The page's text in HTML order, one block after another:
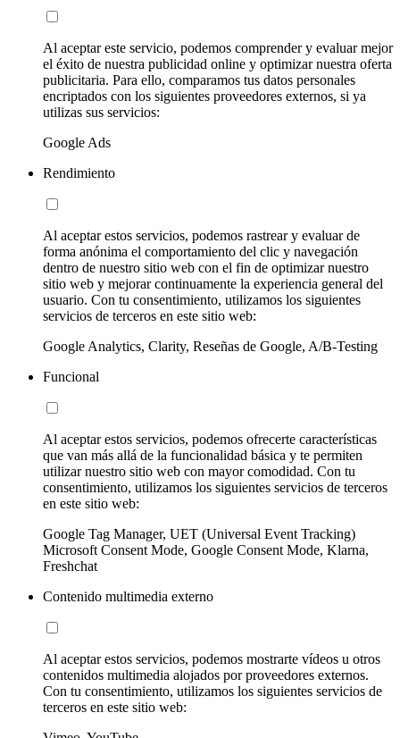
Al aceptar este servicio, podemos comprender y evaluar mejor
el éxito de nuestra publicidad online y optimizar nuestra oferta
publicitaria. Para ello, comparamos tus datos personales
encriptados con los siguientes proveedores externos, si ya
utilizas sus servicios:
Google Ads
Rendimiento
Al aceptar estos servicios, podemos rastrear y evaluar de
forma anónima el comportamiento del clic y navegación
dentro de nuestro sitio web con el fin de optimizar nuestro
sitio web y mejorar continuamente la experiencia general del
usuario. Con tu consentimiento, utilizamos los siguientes
servicios de terceros en este sitio web:
Google Analytics, Clarity, Reseñas de Google, A/B-Testing
Funcional
Al aceptar estos servicios, podemos ofrecerte características
que van más allá de la funcionalidad básica y te permiten
utilizar nuestro sitio web con mayor comodidad. Con tu
consentimiento, utilizamos los siguientes servicios de terceros
en este sitio web:
Google Tag Manager, UET (Universal Event Tracking)
Microsoft Consent Mode, Google Consent Mode, Klarna,
Freshchat
Contenido multimedia externo
Al aceptar estos servicios, podemos mostrarte vídeos u otros
contenidos multimedia alojados por proveedores externos.
Con tu consentimiento, utilizamos los siguientes servicios de
terceros en este sitio web: